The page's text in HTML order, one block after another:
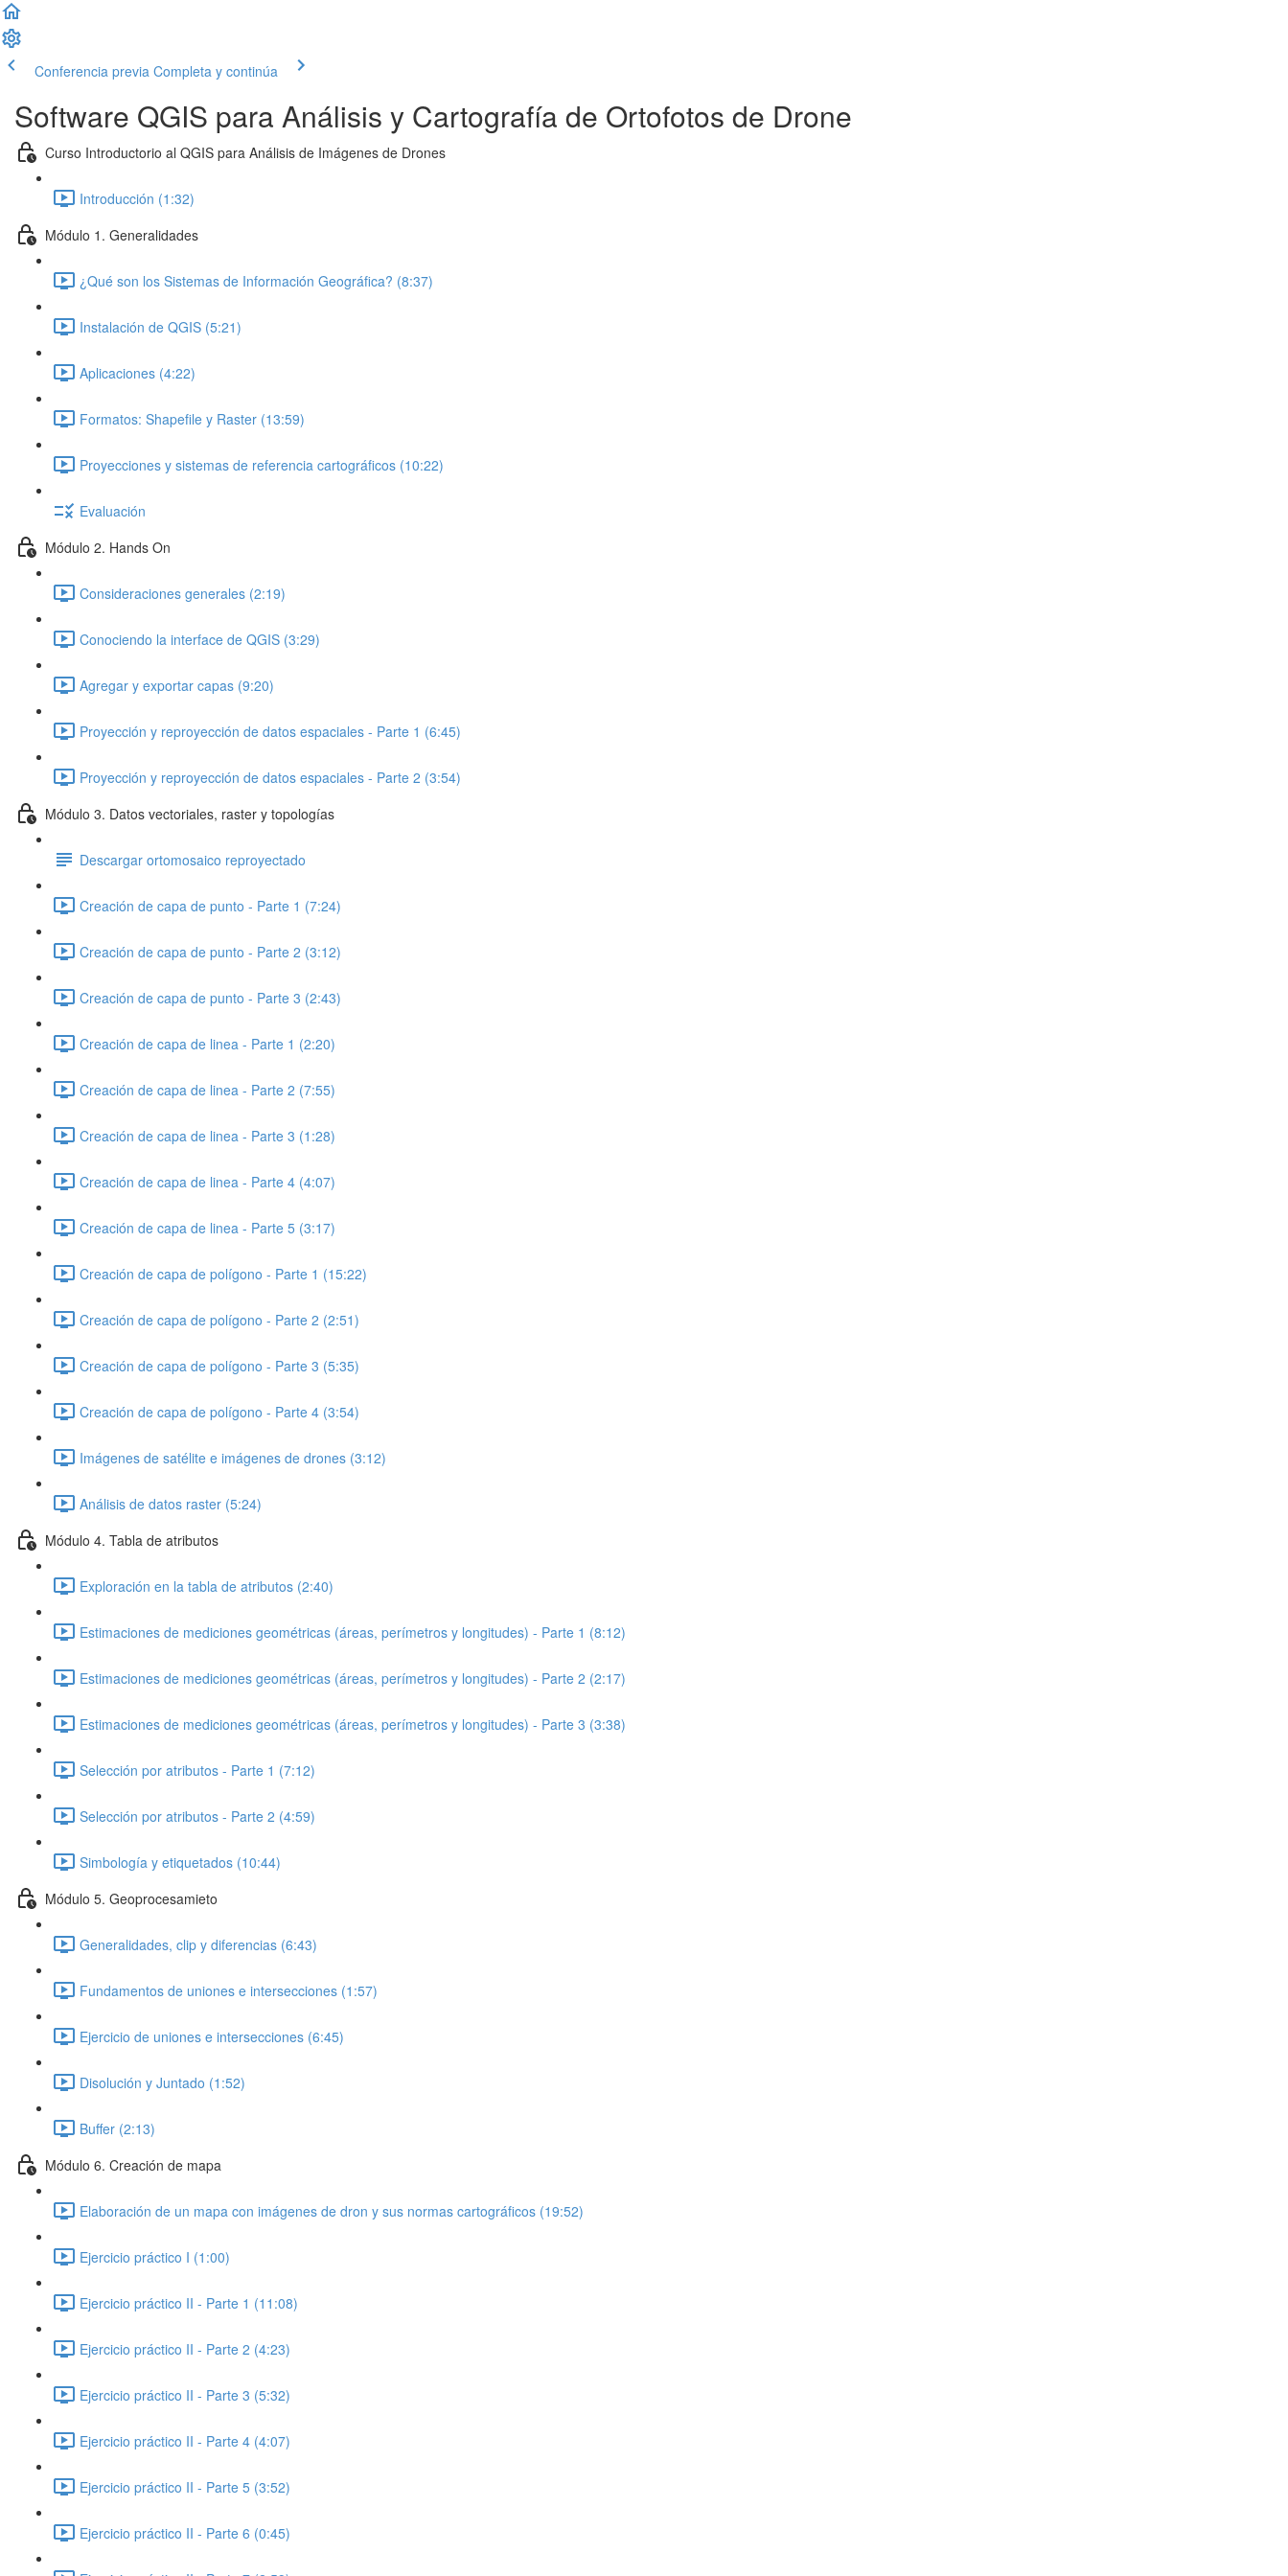
Conferencia previa Completa y continúa
Software QGIS para Análisis y Cartografía de Ortofotos de Drone
Curso Introductorio al QGIS para Análisis de Imágenes de Drones
Introducción (1:32)
Módulo 1. Generalidades
¿Qué son los Sistemas de Información Geográfica? (8:37)
Instalación de QGIS (5:21)
Aplicaciones (4:22)
Formatos: Shapefile y Raster (13:59)
Proyecciones y sistemas de referencia cartográficos (10:22)
Evaluación
Módulo 2. Hands On
Consideraciones generales (2:19)
Conociendo la interface de QGIS (3:29)
Agregar y exportar capas (9:20)
Proyección y reproyección de datos espaciales - Parte 1 (6:45)
Proyección y reproyección de datos espaciales - Parte 2 (3:54)
Módulo 3. Datos vectoriales, raster y topologías
Descargar ortomosaico reproyectado
Creación de capa de punto - Parte 1 (7:24)
Creación de capa de punto - Parte 2 (3:12)
Creación de capa de punto - Parte 3 (2:43)
Creación de capa de linea - Parte 1 (2:20)
Creación de capa de linea - Parte 2 (7:55)
Creación de capa de linea - Parte 3 (1:28)
Creación de capa de linea - Parte 4 (4:07)
Creación de capa de linea - Parte 5 (3:17)
Creación de capa de polígono - Parte 1 (15:22)
Creación de capa de polígono - Parte 2 (2:51)
Creación de capa de polígono - Parte 3 (5:35)
Creación de capa de polígono - Parte 4 (3:54)
Imágenes de satélite e imágenes de drones (3:12)
Análisis de datos raster (5:24)
Módulo 4. Tabla de atributos
Exploración en la tabla de atributos (2:40)
Estimaciones de mediciones geométricas (áreas, perímetros y longitudes) - Parte 1 (8:12)
Estimaciones de mediciones geométricas (áreas, perímetros y longitudes) - Parte 2 (2:17)
Estimaciones de mediciones geométricas (áreas, perímetros y longitudes) - Parte 3 (3:38)
Selección por atributos - Parte 1 (7:12)
Selección por atributos - Parte 2 (4:59)
Simbología y etiquetados (10:44)
Módulo 5. Geoprocesamieto
Generalidades, clip y diferencias (6:43)
Fundamentos de uniones e intersecciones (1:57)
Ejercicio de uniones e intersecciones (6:45)
Disolución y Juntado (1:52)
Buffer (2:13)
Módulo 6. Creación de mapa
Elaboración de un mapa con imágenes de dron y sus normas cartográficos (19:52)
Ejercicio práctico I (1:00)
Ejercicio práctico II - Parte 1 (11:08)
Ejercicio práctico II - Parte 2 (4:23)
Ejercicio práctico II - Parte 3 (5:32)
Ejercicio práctico II - Parte 4 (4:07)
Ejercicio práctico II - Parte 5 (3:52)
Ejercicio práctico II - Parte 6 (0:45)